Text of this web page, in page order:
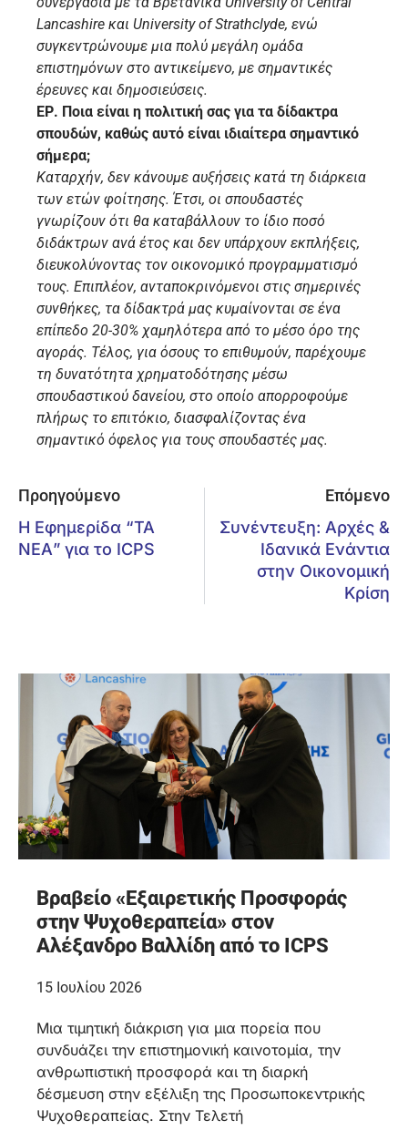
Lancashire και University of Strathclyde, ενώ
συγκεντρώνουμε μια πολύ μεγάλη ομάδα
επιστημόνων στο αντικείμενο, με σημαντικές
έρευνες και δημοσιεύσεις.
ΕΡ. Ποια είναι η πολιτική σας για τα δίδακτρα
σπουδών, καθώς αυτό είναι ιδιαίτερα σημαντικό
σήμερα;
Καταρχήν, δεν κάνουμε αυξήσεις κατά τη διάρκεια
των ετών φοίτησης. Έτσι, οι σπουδαστές
γνωρίζουν ότι θα καταβάλλουν το ίδιο ποσό
διδάκτρων ανά έτος και δεν υπάρχουν εκπλήξεις,
διευκολύνοντας τον οικονομικό προγραμματισμό
τους. Επιπλέον, ανταποκρινόμενοι στις σημερινές
συνθήκες, τα δίδακτρά μας κυμαίνονται σε ένα
επίπεδο 20-30% χαμηλότερα από το μέσο όρο της
αγοράς. Τέλος, για όσους το επιθυμούν, παρέχουμε
τη δυνατότητα χρηματοδότησης μέσω
σπουδαστικού δανείου, στο οποίο απορροφούμε
πλήρως το επιτόκιο, διασφαλίζοντας ένα
σημαντικό όφελος για τους σπουδαστές μας.
Προηγούμενο
Η Εφημερίδα “ΤΑ
ΝΕΑ” για το ICPS
Επόμενο
Συνέντευξη: Αρχές &
Ιδανικά Ενάντια
στην Οικονομική
Κρίση
Βραβείο «Εξαιρετικής Προσφοράς
στην Ψυχοθεραπεία» στον
Αλέξανδρο Βαλλίδη από το ICPS
15 Ιουλίου 2026
Μια τιμητική διάκριση για μια πορεία που
συνδυάζει την επιστημονική καινοτομία, την
ανθρωπιστική προσφορά και τη διαρκή
δέσμευση στην εξέλιξη της Προσωποκεντρικής
Ψυχοθεραπείας. Στην Τελετή